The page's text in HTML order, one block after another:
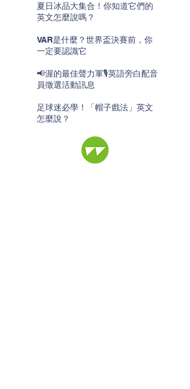
夏日冰品大集合！你知道它們的
英文怎麼說嗎？
VAR是什麼？世界盃決賽前，你
一定要認識它
📢渥的最佳聲力軍🎙️英語旁白配音
員徵選活動訊息
足球迷必學！「帽子戲法」英文
怎麼說？